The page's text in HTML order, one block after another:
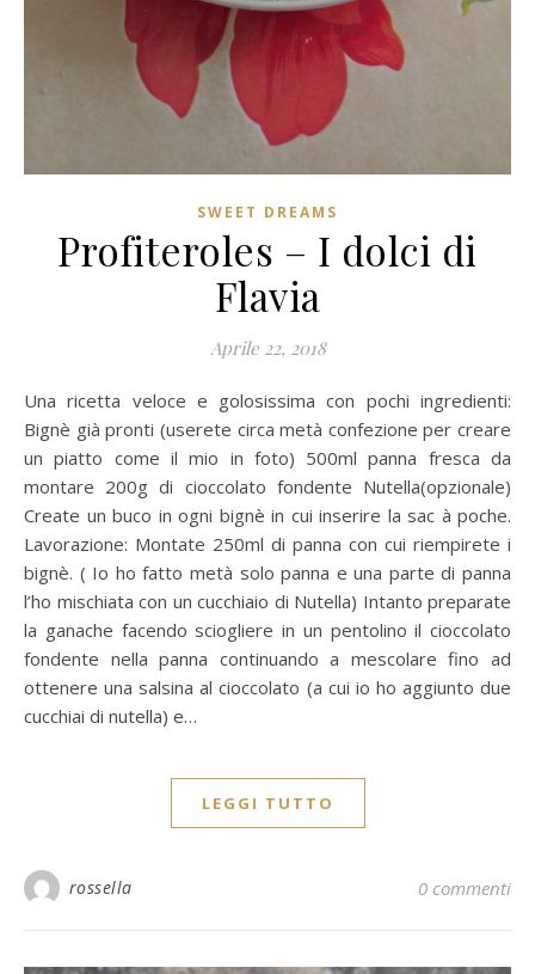
SWEET DREAMS
Profiteroles – I dolci di
Flavia
Aprile 22, 2018
Una ricetta veloce e golosissima con pochi ingredienti:
Bignè già pronti (userete circa metà confezione per creare
un piatto come il mio in foto) 500ml panna fresca da
montare 200g di cioccolato fondente Nutella(opzionale)
Create un buco in ogni bignè in cui inserire la sac à poche.
Lavorazione: Montate 250ml di panna con cui riempirete i
bignè. ( Io ho fatto metà solo panna e una parte di panna
l’ho mischiata con un cucchiaio di Nutella) Intanto preparate
la ganache facendo sciogliere in un pentolino il cioccolato
fondente nella panna continuando a mescolare fino ad
ottenere una salsina al cioccolato (a cui io ho aggiunto due
cucchiai di nutella) e…
LEGGI TUTTO
rossella 0 commenti